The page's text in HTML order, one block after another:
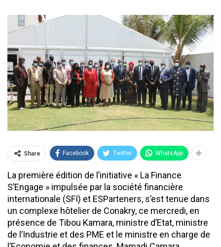
Share Facebook Twitter WhatsApp
La première édition de l’initiative « La Finance
S’Engage » impulsée par la société financière
internationale (SFI) et ESParteners, s’est tenue dans
un complexe hôtelier de Conakry, ce mercredi, en
présence de Tibou Kamara, ministre d’Etat, ministre
de l’Industrie et des PME et le ministre en charge de